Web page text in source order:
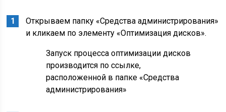
Открываем папку «Средства администрирования»
и кликаем по элементу «Оптимизация дисков».
Запуск процесса оптимизации дисков
производится по ссылке,
расположенной в папке «Средства
администрирования»